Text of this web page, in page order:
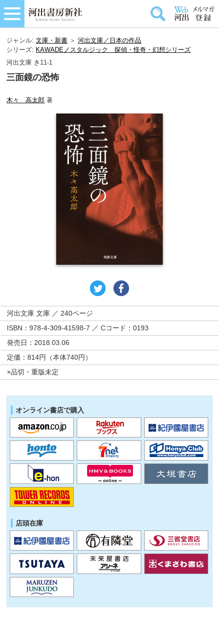
ジャンル:文庫・新書 ＞河出文庫／日本の作品
シリーズ: KAWADEノスタルジック 探偵・怪奇・幻想シリーズ
河出文庫 き11-1
三面鏡の恐怖
木々 高太郎 著
河出文庫 文庫 ／ 240ページ
ISBN：978-4-309-41598-7 ／ Cコード：0193
発売日：2018.03.06
定価：814円（本体740円）
×品切・重版未定
オンライン書店で購入
店頭在庫